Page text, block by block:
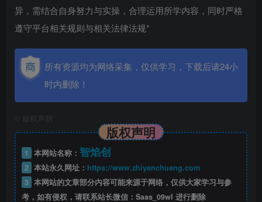
异，需结合自身努力与实操，合理运用所学内容，同时严格
遵守平台相关规则与相关法律法规*
所有资源均为网络采集，仅供学习，下载后请24小
时内删除！
版权声明
版权声明
1 本网站名称： 智焰创
2 本站永久网址： https://www.zhiyanchuang.com
3 本网站的文章部分内容可能来源于网络，仅供大家学习与参
考，如有侵权，请联系站长微信：Saas_09wl 进行删除